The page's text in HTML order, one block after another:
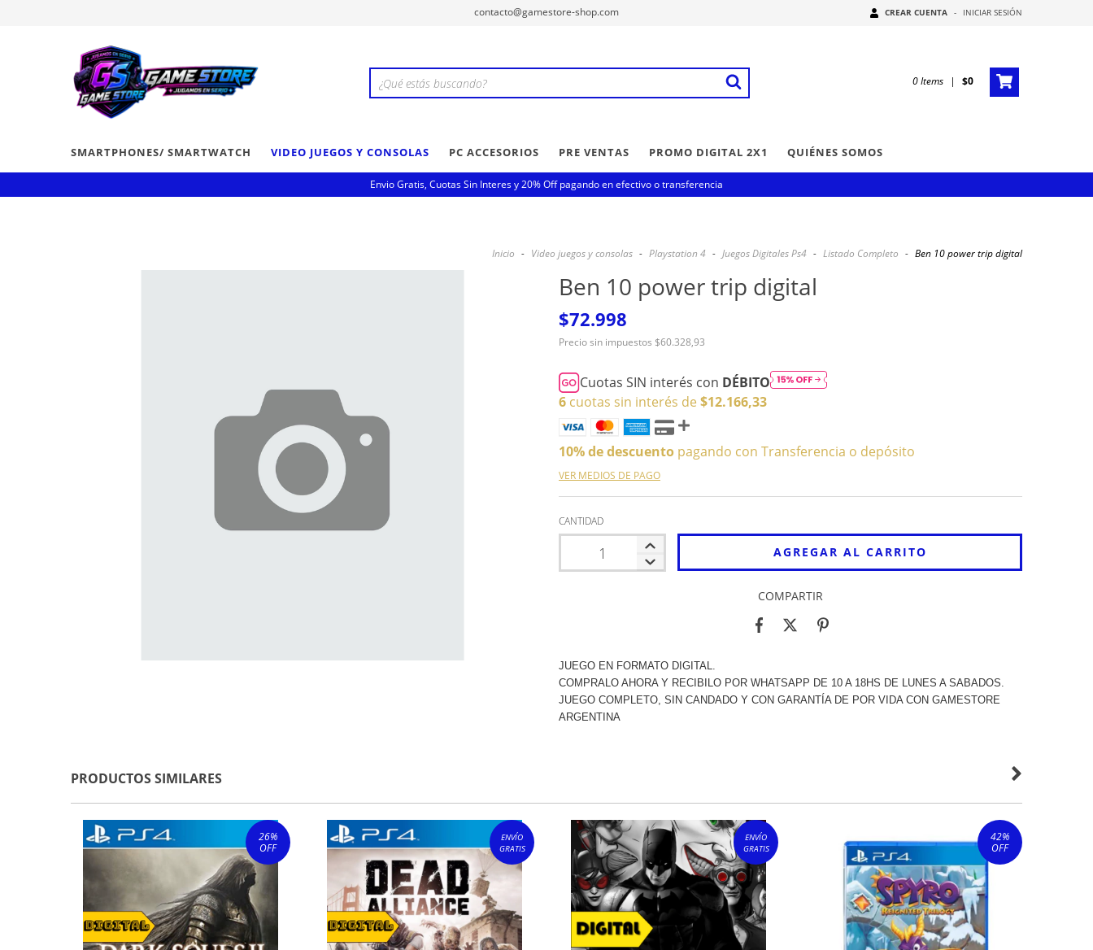
contacto@gamestore-shop.com CREAR CUENTA - INICIAR SESIÓN
0Items | $0
SMARTPHONES/ SMARTWATCH VIDEO JUEGOS Y CONSOLAS PC ACCESORIOS PRE VENTAS PROMO DIGITAL 2X1 QUIÉNES SOMOS
Envio Gratis, Cuotas Sin Interes y 20% Off pagando en efectivo o transferencia
Inicio - Video juegos y consolas - Playstation 4 - Juegos Digitales Ps4 - Listado Completo - Ben 10 power trip digital
Ben 10 power trip digital
$72.998
Precio sin impuestos $60.328,93
Cuotas SIN interés con DÉBITO
6 cuotas sin interés de $12.166,33
10% de descuento pagando con Transferencia o depósito
VER MEDIOS DE PAGO
CANTIDAD
COMPARTIR
JUEGO EN FORMATO DIGITAL.
COMPRALO AHORA Y RECIBILO POR WHATSAPP DE 10 A 18HS DE LUNES A SABADOS.
JUEGO COMPLETO, SIN CANDADO Y CON GARANTÍA DE POR VIDA CON GAMESTORE
ARGENTINA
PRODUCTOS SIMILARES
26%
OFF
ENVÍO
GRATIS
ENVÍO
GRATIS
42%
OFF